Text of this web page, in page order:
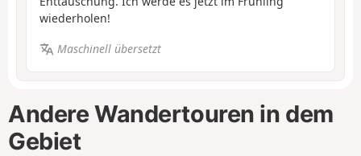
wiederholen!
Maschinell übersetzt
Andere Wandertouren in dem
Gebiet